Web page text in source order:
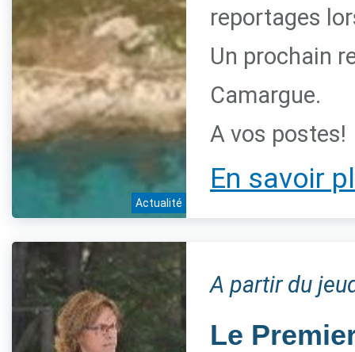
Actualité
reportages
Un prochain
Camargue.
A vos postes!
En savoir
A partir du
Le